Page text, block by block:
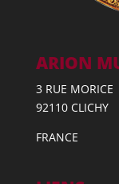
ARION
3 RUE MORICE
92110 CLICHY
FRANCE